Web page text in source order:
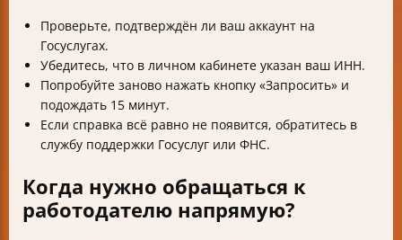
Проверьте, подтверждён ли ваш аккаунт на
Госуслугах.
Убедитесь, что в личном кабинете указан ваш ИНН.
Попробуйте заново нажать кнопку «Запросить» и
подождать 15 минут.
Если справка всё равно не появится, обратитесь в
службу поддержки Госуслуг или ФНС.
Когда нужно обращаться к
работодателю напрямую?